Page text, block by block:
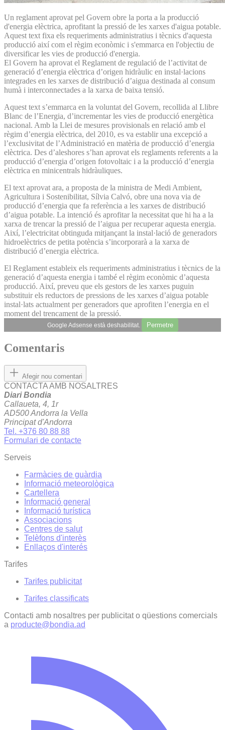
Un reglament aprovat pel Govern obre la porta a la producció
d'energia elèctrica, aprofitant la pressió de les xarxes d'aigua potable.
Aquest text fixa els requeriments administratius i tècnics d'aquesta
producció així com el règim econòmic i s'emmarca en l'objectiu de
diversificar les vies de producció d'energia.
El Govern ha aprovat el Reglament de regulació de l’activitat de
generació d’energia elèctrica d’origen hidràulic en instal·lacions
integrades en les xarxes de distribució d’aigua destinada al consum
humà i interconnectades a la xarxa de baixa tensió.
Aquest text s’emmarca en la voluntat del Govern, recollida al Llibre
Blanc de l’Energia, d’incrementar les vies de producció energètica
nacional. Amb la Llei de mesures provisionals en relació amb el
règim d’energia elèctrica, del 2010, es va establir una excepció a
l’exclusivitat de l’Administració en matèria de producció d’energia
elèctrica. Des d’aleshores s’han aprovat els reglaments referents a la
producció d’energia d’origen fotovoltaic i a la producció d’energia
elèctrica en minicentrals hidràuliques.
El text aprovat ara, a proposta de la ministra de Medi Ambient,
Agricultura i Sostenibilitat, Sílvia Calvó, obre una nova via de
producció d’energia que fa referència a les xarxes de distribució
d’aigua potable. La intenció és aprofitar la necessitat que hi ha a la
xarxa de trencar la pressió de l’aigua per recuperar aquesta energia.
Així, l’electricitat obtinguda mitjançant la instal·lació de generadors
hidroelèctrics de petita potència s’incorporarà a la xarxa de
distribució d’energia elèctrica.
El Reglament estableix els requeriments administratius i tècnics de la
generació d’aquesta energia i també el règim econòmic d’aquesta
producció. Així, preveu que els gestors de les xarxes puguin
substituir els reductors de pressions de les xarxes d’aigua potable
instal·lats actualment per generadors que aprofiten l’energia en el
moment del trencament de la pressió.
Google Adsense està deshabilitat. Permetre
Comentaris
Afegir nou comentari
CONTACTA AMB NOSALTRES
Diari Bondia
Callaueta, 4, 1r
AD500 Andorra la Vella
Principat d'Andorra
Tel. +376 80 88 88
Formulari de contacte
Serveis
Farmàcies de guàrdia
Informació meteorològica
Cartellera
Informació general
Informació turística
Associacions
Centres de salut
Telèfons d'interès
Enllaços d'interés
Tarifes
Tarifes publicitat
Tarifes classificats
Contacti amb nosaltres per publicitat o qüestions comercials
a producte@bondia.ad